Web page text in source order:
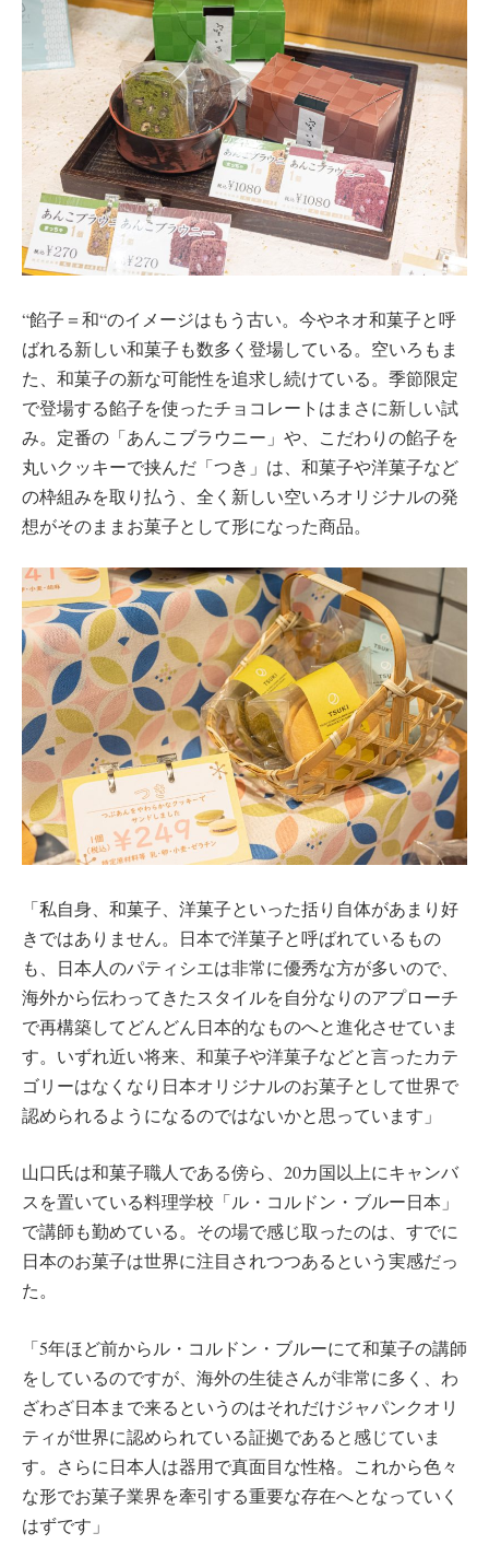
“餡子＝和“のイメージはもう古い。今やネオ和菓子と呼
ばれる新しい和菓子も数多く登場している。空いろもま
た、和菓子の新な可能性を追求し続けている。季節限定
で登場する餡子を使ったチョコレートはまさに新しい試
み。定番の「あんこブラウニー」や、こだわりの餡子を
丸いクッキーで挟んだ「つき」は、和菓子や洋菓子など
の枠組みを取り払う、全く新しい空いろオリジナルの発
想がそのままお菓子として形になった商品。
「私自身、和菓子、洋菓子といった括り自体があまり好
きではありません。日本で洋菓子と呼ばれているもの
も、日本人のパティシエは非常に優秀な方が多いので、
海外から伝わってきたスタイルを自分なりのアプローチ
で再構築してどんどん日本的なものへと進化させていま
す。いずれ近い将来、和菓子や洋菓子などと言ったカテ
ゴリーはなくなり日本オリジナルのお菓子として世界で
認められるようになるのではないかと思っています」
山口氏は和菓子職人である傍ら、20カ国以上にキャンバ
スを置いている料理学校「ル・コルドン・ブルー日本」
で講師も勤めている。その場で感じ取ったのは、すでに
日本のお菓子は世界に注目されつつあるという実感だっ
た。
「5年ほど前からル・コルドン・ブルーにて和菓子の講師
をしているのですが、海外の生徒さんが非常に多く、わ
ざわざ日本まで来るというのはそれだけジャパンクオリ
ティが世界に認められている証拠であると感じていま
す。さらに日本人は器用で真面目な性格。これから色々
な形でお菓子業界を牽引する重要な存在へとなっていく
はずです」